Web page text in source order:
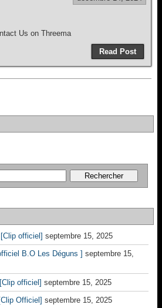
Us on Threema
Read Post
officiel] septembre 15, 2025
B.O Les Déguns ] septembre 15,
officiel] septembre 15, 2025
Officiel] septembre 15, 2025